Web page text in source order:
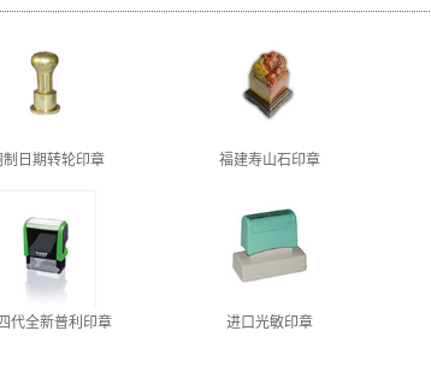
制日期转轮印章 福建寿山石印章
代全新普利印章 进口光敏印章